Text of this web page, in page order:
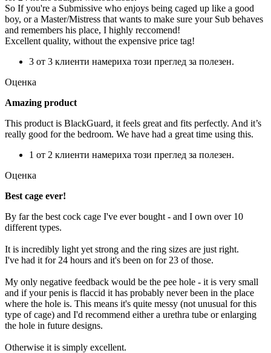
So If you're a Submissive who enjoys being caged up like a good
boy, or a Master/Mistress that wants to make sure your Sub behaves
and remembers his place, I highly reccomend!
Excellent quality, without the expensive price tag!
3 от 3 клиенти намериха този преглед за полезен.
Оценка
Amazing product
This product is BlackGuard, it feels great and fits perfectly. And it’s
really good for the bedroom. We have had a great time using this.
1 от 2 клиенти намериха този преглед за полезен.
Оценка
Best cage ever!
By far the best cock cage I've ever bought - and I own over 10
different types.
It is incredibly light yet strong and the ring sizes are just right.
I've had it for 24 hours and it's been on for 23 of those.
My only negative feedback would be the pee hole - it is very small
and if your penis is flaccid it has probably never been in the place
where the hole is. This means it's quite messy (not unusual for this
type of cage) and I'd recommend either a urethra tube or enlarging
the hole in future designs.
Otherwise it is simply excellent.